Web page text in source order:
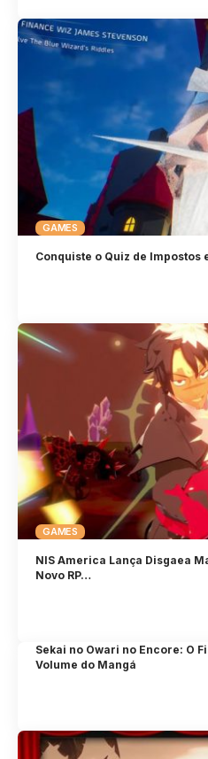
GAMES
Conquiste o Quiz de Impostos
GAMES
NIS America Lança Disgaea
Novo RP…
Sekai no Owari no Encore: O
Volume do Mangá